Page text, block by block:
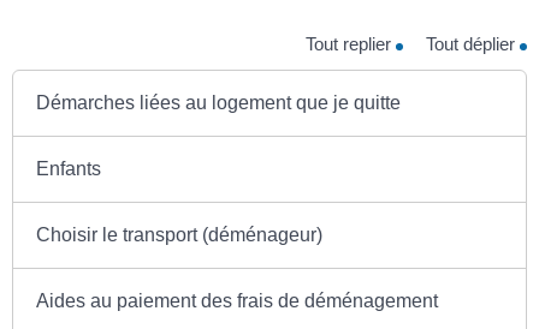
Tout replier Tout déplier
Démarches liées au logement que je quitte
Enfants
Choisir le transport (déménageur)
Aides au paiement des frais de déménagement